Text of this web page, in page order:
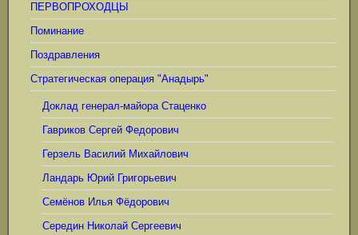
ПЕРВОПРОХОДЦЫ
Поминание
Поздравления
Стратегическая операция "Анадырь"
Доклад генерал-майора Стаценко
Гавриков Сергей Федорович
Герзель Василий Михайлович
Ландарь Юрий Григорьевич
Семёнов Илья Фёдорович
Середин Николай Сергеевич